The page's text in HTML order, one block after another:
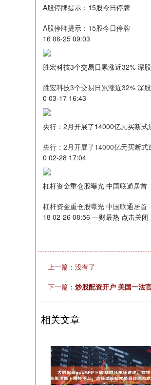
A股停牌提示：15股今日停牌
A股停牌提示：15股今日停牌
16 06-25 09:03
胜宏科技3个交易日累涨近32% 深
胜宏科技3个交易日累涨近32% 深
0 03-17 16:43
央行：2月开展了14000亿元买断式
央行：2月开展了14000亿元买断式
0 02-28 17:04
杠杆资金重仓股曝光 中国联通居首
杠杆资金重仓股曝光 中国联通居首
18 02-26 08:56 一财最热 点击关闭
上一篇：没有了
下一篇： 炒股配资开户 美国一法
相关文章